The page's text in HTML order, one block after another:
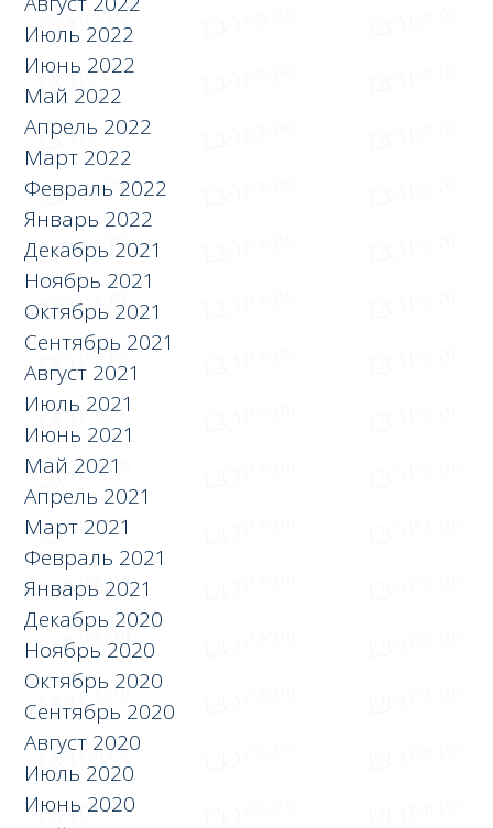
Июль 2022
Июнь 2022
Май 2022
Апрель 2022
Март 2022
Февраль 2022
Январь 2022
Декабрь 2021
Ноябрь 2021
Октябрь 2021
Сентябрь 2021
Август 2021
Июль 2021
Июнь 2021
Май 2021
Апрель 2021
Март 2021
Февраль 2021
Январь 2021
Декабрь 2020
Ноябрь 2020
Октябрь 2020
Сентябрь 2020
Август 2020
Июль 2020
Июнь 2020